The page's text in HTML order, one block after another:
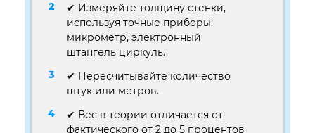
✔ Измеряйте толщину стенки,
используя точные приборы:
микрометр, электронный
штангель циркуль.
✔ Пересчитывайте количество
штук или метров.
✔ Вес в теории отличается от
фактического от 2 до 5 процентов